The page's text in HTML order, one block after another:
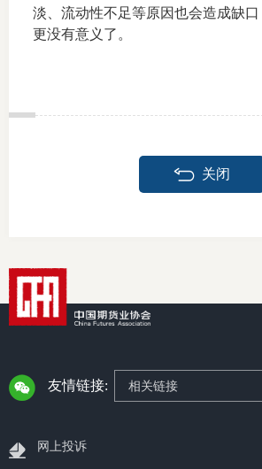
淡、流动性不足等原因也会造成缺
更没有意义了。
关闭
友情链接: 相关链接
网上投诉